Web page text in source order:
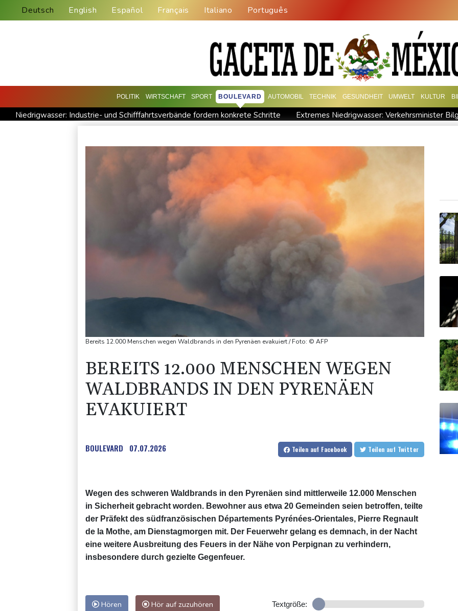
Deutsch English Español Français Italiano Português
POLITIK WIRTSCHAFT SPORT BOULEVARD AUTOMOBIL TECHNIK GESUNDHEIT UMWELT KULTUR
Niedrigwasser: Industrie- und Schifffahrtsverbände fordern konkrete Schritte
Extremes Niedrigwasser: Verkehrsminister
Vorwurf der Preisabsprache: Drei US-Produzenten müssen 53 Millionen Eier spenden
Investoren-Affäre: Fifa-Spitze stellt
Steinmeier-Nachfolge: Özdemir spricht sich für eine Frau aus
Nilpferd-Baby von Herde von Drogenboss Escobar erst gerettet und dann doch gestorben
Niedrigwasser: Ex-
Bereits 12.000 Menschen wegen Waldbrands in den Pyrenäen evakuiert / Foto: © AFP
BEREITS 12.000 MENSCHEN WEGEN
WALDBRANDS IN DEN PYRENÄEN
EVAKUIERT
BOULEVARD 07.07.2026 Teilen auf Facebook Teilen auf Twitter
Wegen des schweren Waldbrands in den Pyrenäen sind mittlerweile 12.000 Menschen
in Sicherheit gebracht worden. Bewohner aus etwa 20 Gemeinden seien betroffen, teilte
der Präfekt des südfranzösischen Départements Pyrénées-Orientales, Pierre Regnault
de la Mothe, am Dienstagmorgen mit. Der Feuerwehr gelang es demnach, in der Nacht
eine weitere Ausbreitung des Feuers in der Nähe von Perpignan zu verhindern,
insbesondere durch gezielte Gegenfeuer.
Hören Hör auf zuzuhören Textgröße: